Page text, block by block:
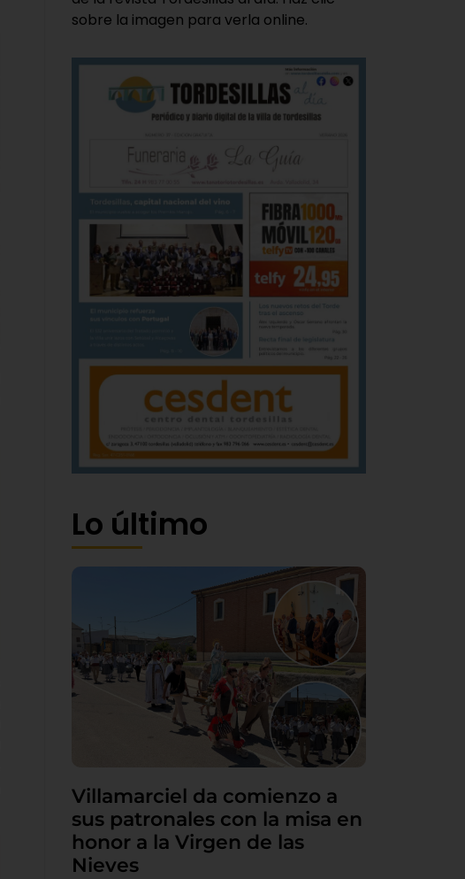
sobre la imagen para verla online.
Lo último
Villamarciel da comienzo a
sus patronales con la misa en
honor a la Virgen de las
Nieves